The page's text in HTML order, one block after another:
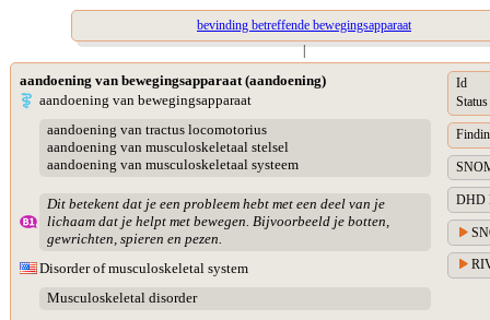
bevinding betreffende bewegingsapparaat
|
aandoening van bewegingsapparaat (aandoening)
aandoening van bewegingsapparaat
aandoening van tractus locomotorius
aandoening van musculoskeletaal stelsel
aandoening van musculoskeletaal systeem
Dit betekent dat je een probleem hebt met een deel van je
lichaam dat je helpt met bewegen. Bijvoorbeeld je botten,
gewrichten, spieren en pezen.
Disorder of musculoskeletal system
Musculoskeletal disorder
Id
Status
DHD